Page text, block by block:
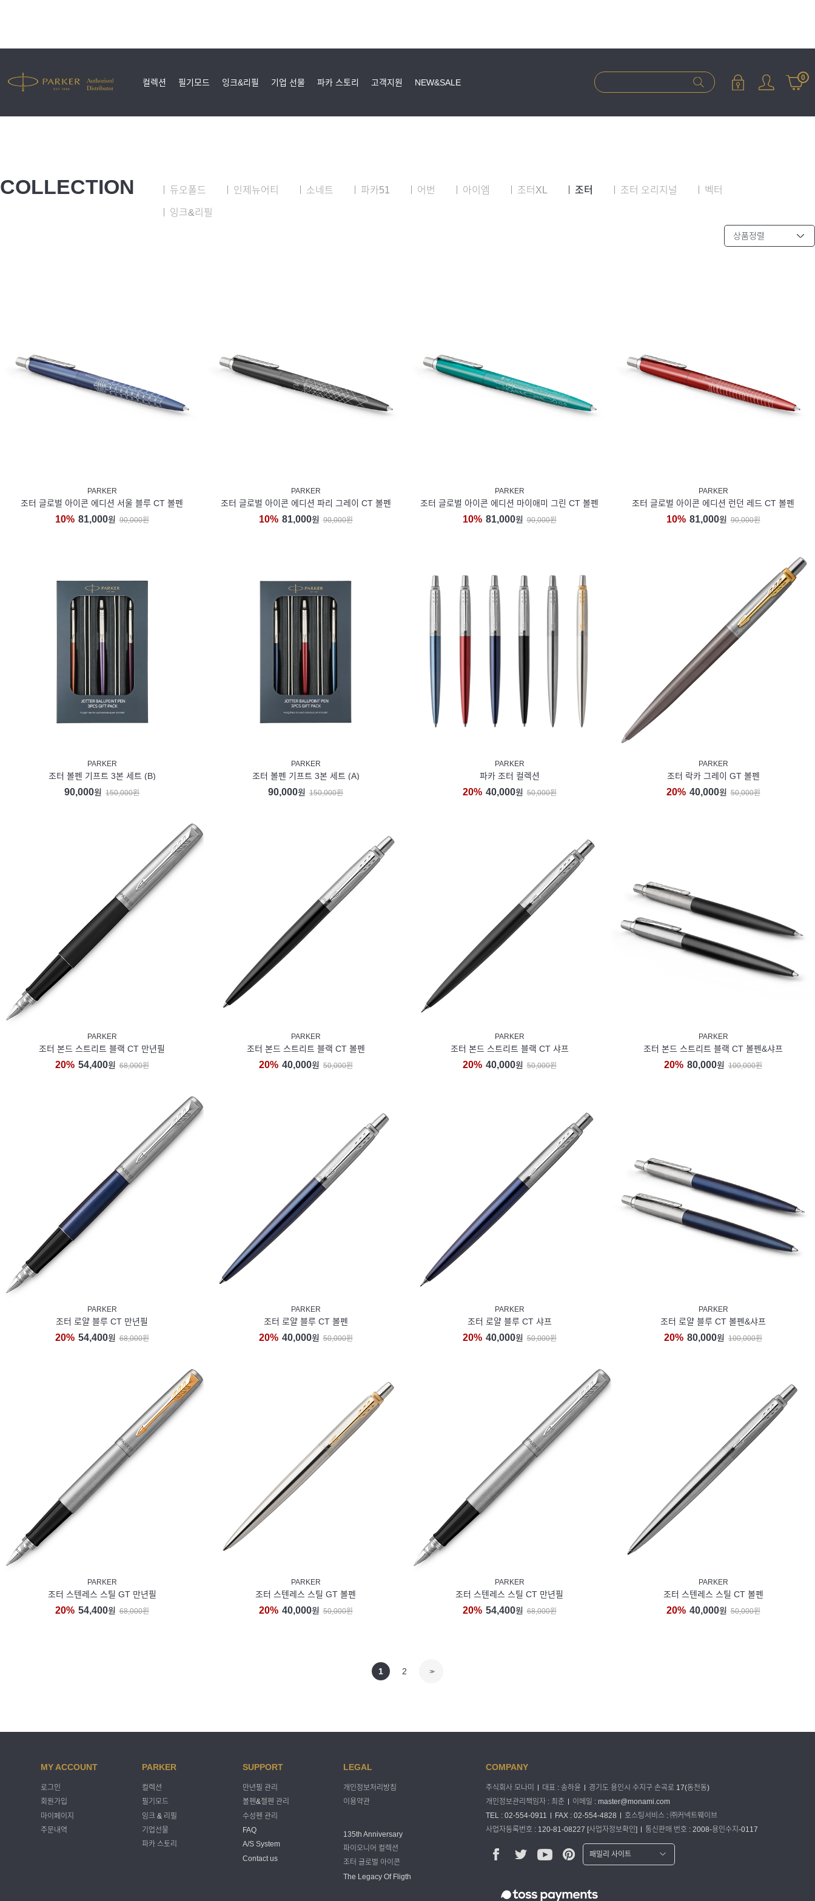
컬렉션 필기모드 잉크&리필 기업 선물 파카 스토리 고객지원 NEW&SALE 0
COLLECTION 듀오폴드 인제뉴어티 소네트 파카51 어번 아이엠 조터XL 조터 조터 오리지널 벡터
잉크&리필
상품정렬
PARKER
조터 글로벌 아이콘 에디션 서울 블루 CT 볼펜
10% 81,000원 90,000원
PARKER
조터 글로벌 아이콘 에디션 파리 그레이 CT 볼펜
10% 81,000원 90,000원
PARKER
조터 글로벌 아이콘 에디션 마이애미 그린 CT 볼펜
10% 81,000원 90,000원
PARKER
조터 글로벌 아이콘 에디션 런던 레드 CT 볼펜
10% 81,000원 90,000원
PARKER
조터 볼펜 기프트 3본 세트 (B)
90,000원 150,000원
PARKER
조터 볼펜 기프트 3본 세트 (A)
90,000원 150,000원
PARKER
파카 조터 컬렉션
20% 40,000원 50,000원
PARKER
조터 락카 그레이 GT 볼펜
20% 40,000원 50,000원
PARKER
조터 본드 스트리트 블랙 CT 만년필
20% 54,400원 68,000원
PARKER
조터 본드 스트리트 블랙 CT 볼펜
20% 40,000원 50,000원
PARKER
조터 본드 스트리트 블랙 CT 샤프
20% 40,000원 50,000원
PARKER
조터 본드 스트리트 블랙 CT 볼펜&샤프
20% 80,000원 100,000원
PARKER
조터 로얄 블루 CT 만년필
20% 54,400원 68,000원
PARKER
조터 로얄 블루 CT 볼펜
20% 40,000원 50,000원
PARKER
조터 로얄 블루 CT 샤프
20% 40,000원 50,000원
PARKER
조터 로얄 블루 CT 볼펜&샤프
20% 80,000원 100,000원
PARKER
조터 스텐레스 스틸 GT 만년필
20% 54,400원 68,000원
PARKER
조터 스텐레스 스틸 GT 볼펜
20% 40,000원 50,000원
PARKER
조터 스텐레스 스틸 CT 만년필
20% 54,400원 68,000원
PARKER
조터 스텐레스 스틸 CT 볼펜
20% 40,000원 50,000원
1 2 >>
MY ACCOUNT
로그인
회원가입
마이페이지
주문내역
PARKER
컬렉션
필기모드
잉크 & 리필
기업선물
파카 스토리
SUPPORT
만년필 관리
볼펜&젤펜 관리
수성펜 관리
FAQ
A/S System
Contact us
LEGAL
개인정보처리방침
이용약관
135th Anniversary
파이오니어 컬렉션
조터 글로벌 아이콘
The Legacy Of Fligth
COMPANY
주식회사 모나미 대표 : 송하윤
경기도 용인시 수지구 손곡로 17(동천동)
개인정보관리책임자 : 최준
이메일 : master@monami.com
TEL : 02-554-0911
FAX : 02-554-4828
호스팅서비스 : ㈜커넥트웨이브
사업자등록번호 : 120-81-08227 [사업자정보확인] 통신판매 번호 : 2008-용인수지-0117
패밀리 사이트
파카 글로벌